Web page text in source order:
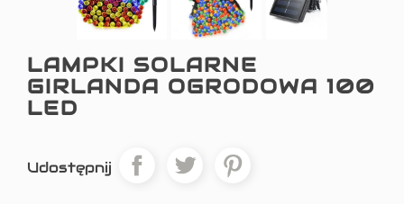
LAMPKI SOLARNE
GIRLANDA OGRODOWA 100
LED
Udostępnij